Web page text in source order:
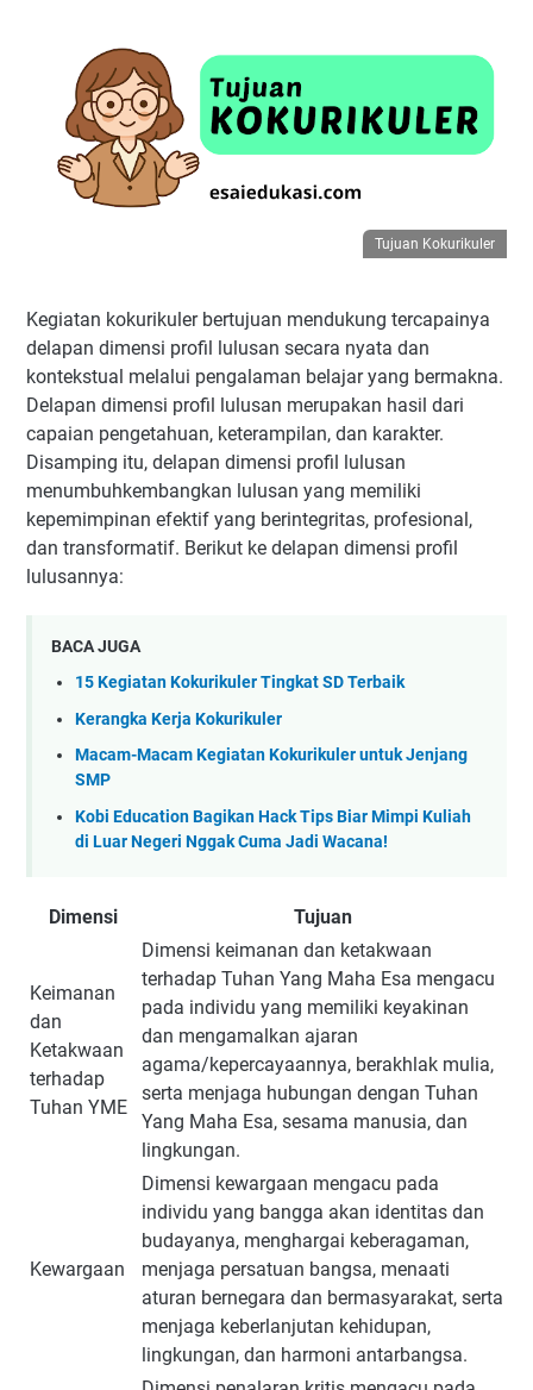
Tujuan Kokurikuler
Kegiatan kokurikuler bertujuan mendukung tercapainya
delapan dimensi profil lulusan secara nyata dan
kontekstual melalui pengalaman belajar yang bermakna.
Delapan dimensi profil lulusan merupakan hasil dari
capaian pengetahuan, keterampilan, dan karakter.
Disamping itu, delapan dimensi profil lulusan
menumbuhkembangkan lulusan yang memiliki
kepemimpinan efektif yang berintegritas, profesional,
dan transformatif. Berikut ke delapan dimensi profil
lulusannya:
BACA JUGA
15 Kegiatan Kokurikuler Tingkat SD Terbaik
Kerangka Kerja Kokurikuler
Macam-Macam Kegiatan Kokurikuler untuk Jenjang
SMP
Kobi Education Bagikan Hack Tips Biar Mimpi Kuliah
di Luar Negeri Nggak Cuma Jadi Wacana!
Dimensi Tujuan
Keimanan
dan
Ketakwaan
terhadap
Tuhan YME
Dimensi keimanan dan ketakwaan
terhadap Tuhan Yang Maha Esa mengacu
pada individu yang memiliki keyakinan
dan mengamalkan ajaran
agama/kepercayaannya, berakhlak mulia,
serta menjaga hubungan dengan Tuhan
Yang Maha Esa, sesama manusia, dan
lingkungan.
Kewargaan
Dimensi kewargaan mengacu pada
individu yang bangga akan identitas dan
budayanya, menghargai keberagaman,
menjaga persatuan bangsa, menaati
aturan bernegara dan bermasyarakat, serta
menjaga keberlanjutan kehidupan,
lingkungan, dan harmoni antarbangsa.